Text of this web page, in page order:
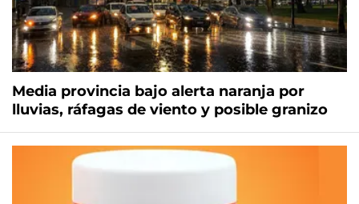
Media provincia bajo alerta naranja por
lluvias, ráfagas de viento y posible granizo